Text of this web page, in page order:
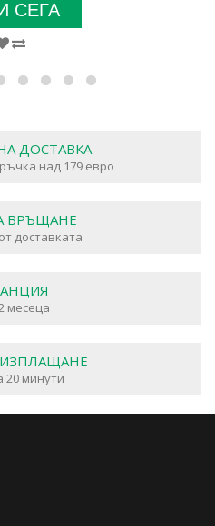
СЕГА
ДОСТАВКА
над 179 евро
ВРЪЩАНЕ
доставката
месеца
20 минути